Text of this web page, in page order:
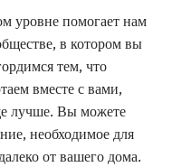
уровне помогает нам
в котором вы
тем, что
вместе с вами,
лучше. Вы можете
необходимое для
от вашего дома.